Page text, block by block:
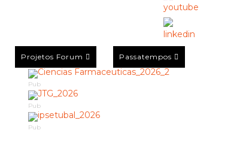
Projetos Forum Passatempos
Pub
Pub
Pub